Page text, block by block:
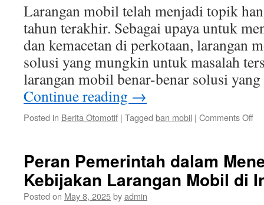
Larangan mobil telah menjadi topik
tahun terakhir. Sebagai upaya untuk
dan kemacetan di perkotaan, larangan
solusi yang mungkin untuk masalah
larangan mobil benar-benar solusi
Continue reading →
Posted in Berita Otomotif | Tagged ban mobil | Comments Offon
Peran Pemerintah dalam
Kebijakan Larangan Mobil di
Posted on May 8, 2025byadmin